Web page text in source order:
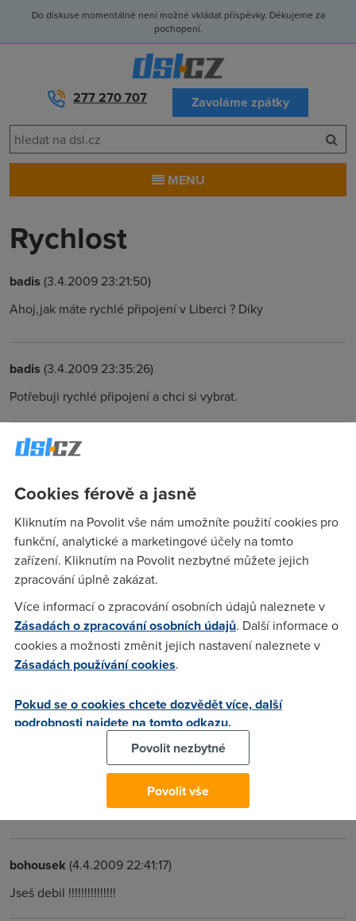
Do diskuse momentálně není možné vkládat příspěvky. Děkujeme za
pochopení.
277 270 707 Zavoláme zpátky
MENU
Rychlost
badis (3.4.2009 23:21:50)
Ahoj,jak máte rychlé připojení v Liberci ? Díky
badis (3.4.2009 23:35:26)
Potřebuji rychlé připojení a chci si vybrat.
badis(3.4.2009 23:37:31)
akvarijní nadšenec(3.4.2009 23:59:24)
Ja mám v akváriu i žluté i červené rybky, ale nejvíc se mě líbí
sumeček.
badis(4.4.2009 00:06:41)
Co kapři?
ja(5.4.2009 06:15:41)
(5.4.2009 06:16:24)
bohousek (4.4.2009 22:41:17)
Jseš debil !!!!!!!!!!!!!!!
Cookies férově a jasně
Kliknutím na Povolit vše nám umožníte použití cookies pro
funkční, analytické a marketingové účely na tomto
zařízení. Kliknutím na Povolit nezbytné můžete jejich
zpracování úplně zakázat.
Více informací o zpracování osobních údajů naleznete v
Zásadách o zpracování osobních údajů. Další informace o
cookies a možnosti změnit jejich nastavení naleznete v
Zásadách používání cookies.
Pokud se o cookies chcete dozvědět více, další
podrobnosti najdete na tomto odkazu.
Povolit nezbytné
Povolit vše